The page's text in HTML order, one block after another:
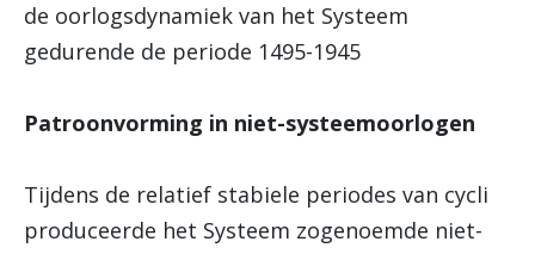
de oorlogsdynamiek van het Systeem
gedurende de periode 1495-1945
Patroonvorming in niet-systeemoorlogen
Tijdens de relatief stabiele periodes van cycli
produceerde het Systeem zogenoemde niet-